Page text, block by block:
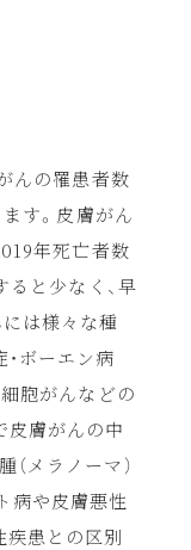
んの罹患者数
す。皮膚がん
年死亡者数
と少なく、早
は様々な種
ボーエン病
細胞がんなどの
皮膚がんの中
メラノーマ）
病や皮膚悪性
疾患との区別